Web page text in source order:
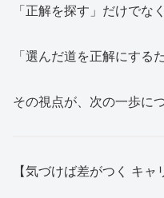
「正解を探す」だけでなく
「選んだ道を正解にする
その視点が、次の一歩に
【気づけば差がつく キャ